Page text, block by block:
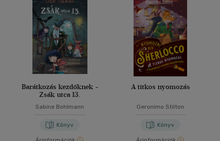
Barátkozás kezdőknek -
Zsák utca 13.
Sabine Bohlmann
Könyv
A titkos nyomozás
Geronimo Stilton
Könyv